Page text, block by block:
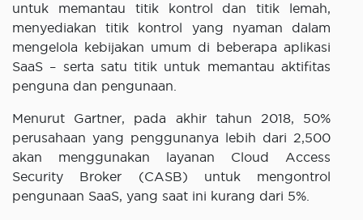
untuk memantau titik kontrol dan titik lemah,
menyediakan titik kontrol yang nyaman dalam
mengelola kebijakan umum di beberapa aplikasi
SaaS – serta satu titik untuk memantau aktifitas
penguna dan pengunaan.
Menurut Gartner, pada akhir tahun 2018, 50%
perusahaan yang penggunanya lebih dari 2,500
akan menggunakan layanan Cloud Access
Security Broker (CASB) untuk mengontrol
pengunaan SaaS, yang saat ini kurang dari 5%.